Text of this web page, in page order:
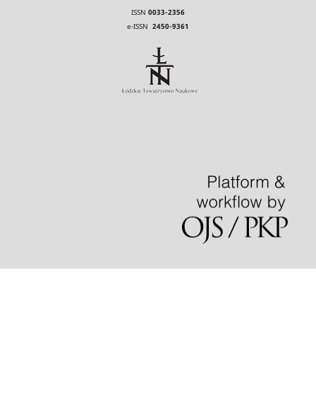
ISSN 0033-2356
e-ISSN 2450-9361